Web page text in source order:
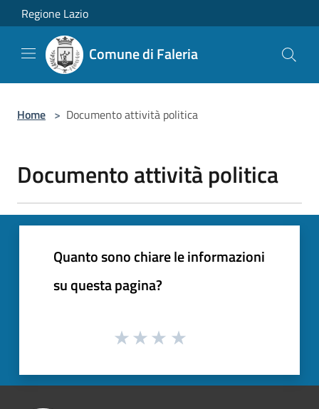
Salta al contenuto principale
Regione Lazio
Comune di Faleria
Home > Documento attività politica
Documento attività politica
Quanto sono chiare le informazioni
su questa pagina?